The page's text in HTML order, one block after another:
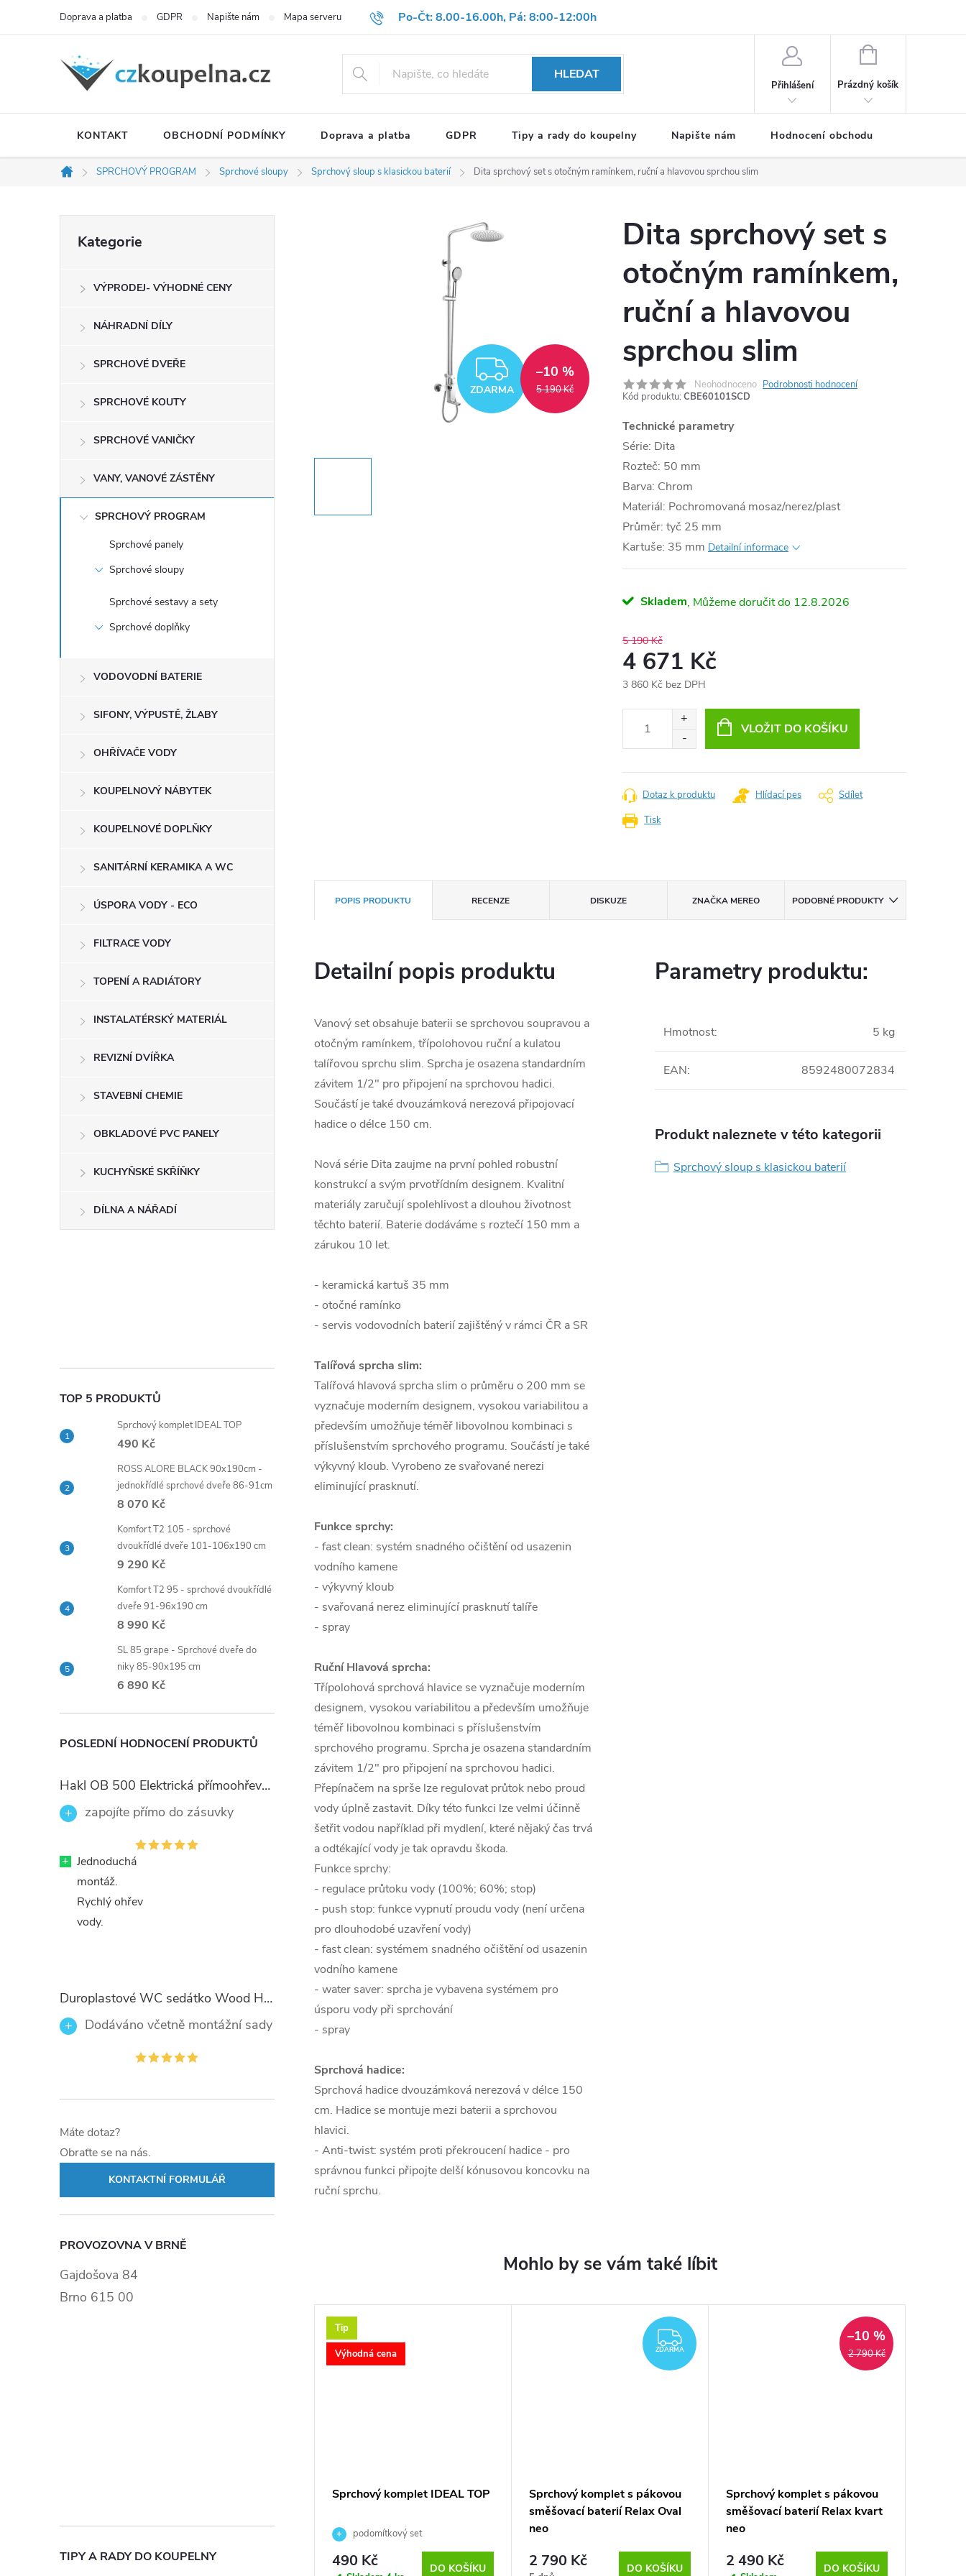
Po-Čt: 8.00-16.00h, Pá: 8:00-12:00h
Doprava a platba GDPR Napište nám Mapa serveru Hodnocení obchodu Reklamační formulář OBCHODNÍ PODMÍNKY
HLEDAT
Přihlášení
NÁKUPNÍ
Prázdný košík
KONTAKT OBCHODNÍ PODMÍNKY Doprava a platba GDPR Tipy a rady do koupelny Napište nám Hodnocení obchodu
Domů
SPRCHOVÝ PROGRAM Sprchové sloupy Sprchový sloup s klasickou baterií Dita sprchový set s otočným ramínkem, ruční a hlavovou sprchou slim
e
kategorie
Kategorie
VÝPRODEJ- VÝHODNÉ CENY
NÁHRADNÍ DÍLY
SPRCHOVÉ DVEŘE
SPRCHOVÉ KOUTY
SPRCHOVÉ VANIČKY
VANY, VANOVÉ ZÁSTĚNY
SPRCHOVÝ PROGRAM
Sprchové panely
Sprchové sloupy
Sprchové sestavy a sety
Sprchové doplňky
VODOVODNÍ BATERIE
SIFONY, VÝPUSTĚ, ŽLABY
OHŘÍVAČE VODY
KOUPELNOVÝ NÁBYTEK
KOUPELNOVÉ DOPLŇKY
SANITÁRNÍ KERAMIKA A WC
ÚSPORA VODY - ECO
FILTRACE VODY
TOPENÍ A RADIÁTORY
INSTALATÉRSKÝ MATERIÁL
REVIZNÍ DVÍŘKA
STAVEBNÍ CHEMIE
OBKLADOVÉ PVC PANELY
KUCHYŇSKÉ SKŘÍŇKY
DÍLNA A NÁŘADÍ
TOP 5 PRODUKTŮ
Sprchový komplet IDEAL TOP
490 Kč
ROSS ALORE BLACK 90x190cm -
jednokřídlé sprchové dveře 86-91cm
8 070 Kč
Komfort T2 105 - sprchové
dvoukřídlé dveře 101-106x190 cm
9 290 Kč
Komfort T2 95 - sprchové dvoukřídlé
dveře 91-96x190 cm
8 990 Kč
SL 85 grape - Sprchové dveře do
niky 85-90x195 cm
6 890 Kč
POSLEDNÍ HODNOCENÍ PRODUKTŮ
Hakl OB 500 Elektrická přímoohřevná vodovodní baterie, černé flexi ramínko
zapojíte přímo do zásuvky
+ Jednoduchá
montáž.
Rychlý ohřev
vody.
Duroplastové WC sedátko Wood Heart 82377 se zpomalovacím mechanismem SOFT-CLOSE
Dodáváno včetně montážní sady
Máte dotaz?
Obraťte se na nás.
KONTAKTNÍ FORMULÁŘ
PROVOZOVNA V BRNĚ
Gajdošova 84
Brno 615 00
TIPY A RADY DO KOUPELNY
ZDARMA
ZDARMA 5 190 Kč
–10 %
Dita sprchový set s
otočným ramínkem,
ruční a hlavovou
sprchou slim
Neohodnoceno Podrobnosti hodnocení
Kód produktu: CBE60101SCD
Technické parametry
Série: Dita
Rozteč: 50 mm
Barva: Chrom
Materiál: Pochromovaná mosaz/nerez/plast
Průměr: tyč 25 mm
Kartuše: 35 mm Detailní informace
Skladem 12.8.2026
5 190 Kč
4 671 Kč
3 860 Kč bez DPH
VLOŽIT DO KOŠÍKU
Tisk
Dotaz k produktu Hlídací pes Sdílet
POPIS PRODUKTU RECENZE DISKUZE ZNAČKAMEREO PODOBNÉ PRODUKTY
Detailní popis produktu
Vanový set obsahuje baterii se sprchovou soupravou a
otočným ramínkem, třípolohovou ruční a kulatou
talířovou sprchu slim. Sprcha je osazena standardním
závitem 1/2" pro připojení na sprchovou hadici.
Součástí je také dvouzámková nerezová připojovací
hadice o délce 150 cm.
Nová série Dita zaujme na první pohled robustní
konstrukcí a svým prvotřídním designem. Kvalitní
materiály zaručují spolehlivost a dlouhou životnost
těchto baterií. Baterie dodáváme s roztečí 150 mm a
zárukou 10 let.
- keramická kartuš 35 mm
- otočné ramínko
- servis vodovodních baterií zajištěný v rámci ČR a SR
Talířová sprcha slim:
Talířová hlavová sprcha slim o průměru o 200 mm se
vyznačuje moderním designem, vysokou variabilitou a
především umožňuje téměř libovolnou kombinaci s
příslušenstvím sprchového programu. Součástí je také
výkyvný kloub. Vyrobeno ze svařované nerezi
eliminující prasknutí.
Funkce sprchy:
- fast clean: systém snadného očištění od usazenin
vodního kamene
- výkyvný kloub
- svařovaná nerez eliminující prasknutí talíře
- spray
Ruční Hlavová sprcha:
Třípolohová sprchová hlavice se vyznačuje moderním
designem, vysokou variabilitou a především umožňuje
téměř libovolnou kombinaci s příslušenstvím
sprchového programu. Sprcha je osazena standardním
závitem 1/2" pro připojení na sprchovou hadici.
Přepínačem na sprše lze regulovat průtok nebo proud
vody úplně zastavit. Díky této funkci lze velmi účinně
šetřit vodou například při mydlení, které nějaký čas trvá
a odtékající vody je tak opravdu škoda.
Funkce sprchy:
- regulace průtoku vody (100%; 60%; stop)
- push stop: funkce vypnutí proudu vody (není určena
pro dlouhodobé uzavření vody)
- fast clean: systémem snadného očištění od usazenin
vodního kamene
- water saver: sprcha je vybavena systémem pro
úsporu vody při sprchování
- spray
Sprchová hadice:
Sprchová hadice dvouzámková nerezová v délce 150
cm. Hadice se montuje mezi baterii a sprchovou
hlavici.
- Anti-twist: systém proti překroucení hadice - pro
správnou funkci připojte delší kónusovou koncovku na
ruční sprchu.
Parametry produktu:
Hmotnost: 5 kg
EAN: 8592480072834
Produkt naleznete v této kategorii
Sprchový sloup s klasickou baterií
Tip
Výhodná cena
Sprchový komplet IDEAL TOP
podomítkový set
490 Kč DO KOŠÍKU
ZDARMA
ZDARMA
Sprchový komplet s pákovou
směšovací baterií Relax Oval
neo
2 790 Kč DO KOŠÍKU
2 790 Kč
–10 %
Sprchový komplet s pákovou
směšovací baterií Relax kvart
neo
2 490 Kč DO KOŠÍKU